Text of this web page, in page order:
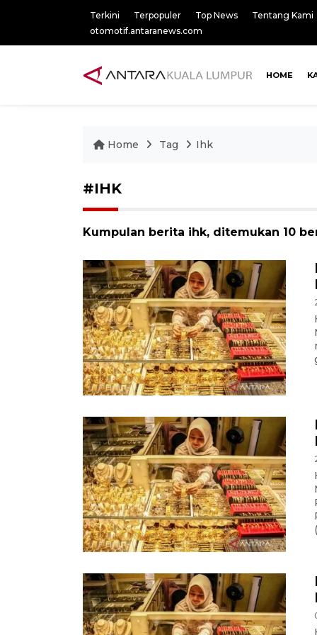
Terkini Terpopuler Top News
Tentang Kami
otomotif.antaranews.com
HOME
Home Tag Ihk
#IHK
Kumpulan berita ihk, ditemukan 10